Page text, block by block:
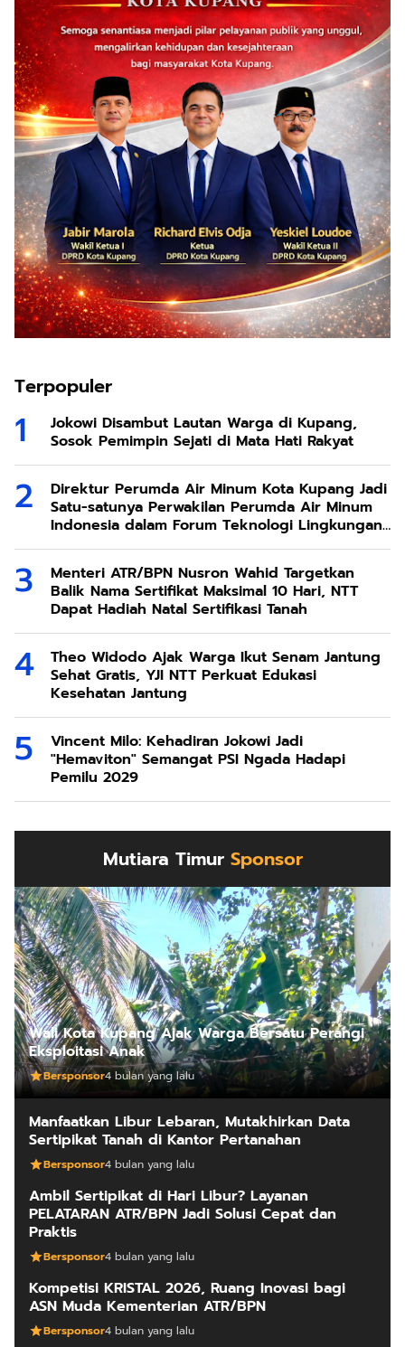
Terpopuler
Jokowi Disambut Lautan Warga di Kupang,
Sosok Pemimpin Sejati di Mata Hati Rakyat
Direktur Perumda Air Minum Kota Kupang Jadi
Satu-satunya Perwakilan Perumda Air Minum
Indonesia dalam Forum Teknologi Lingkungan
di Taiwan
Menteri ATR/BPN Nusron Wahid Targetkan
Balik Nama Sertifikat Maksimal 10 Hari, NTT
Dapat Hadiah Natal Sertifikasi Tanah
Theo Widodo Ajak Warga Ikut Senam Jantung
Sehat Gratis, YJI NTT Perkuat Edukasi
Kesehatan Jantung
Vincent Milo: Kehadiran Jokowi Jadi
"Hemaviton" Semangat PSI Ngada Hadapi
Pemilu 2029
Mutiara Timur Sponsor
Wali Kota Kupang Ajak Warga Bersatu Perangi
Eksploitasi Anak
Bersponsor4 bulan yang lalu
Manfaatkan Libur Lebaran, Mutakhirkan Data
Sertipikat Tanah di Kantor Pertanahan
Bersponsor4 bulan yang lalu
Ambil Sertipikat di Hari Libur? Layanan
PELATARAN ATR/BPN Jadi Solusi Cepat dan
Praktis
Bersponsor4 bulan yang lalu
Kompetisi KRISTAL 2026, Ruang Inovasi bagi
ASN Muda Kementerian ATR/BPN
Bersponsor4 bulan yang lalu